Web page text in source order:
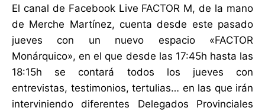
El canal de Facebook Live FACTOR M, de la mano
de Merche Martínez, cuenta desde este pasado
jueves con un nuevo espacio «FACTOR
Monárquico», en el que desde las 17:45h hasta las
18:15h se contará todos los jueves con
entrevistas, testimonios, tertulias… en las que irán
interviniendo diferentes Delegados Provinciales